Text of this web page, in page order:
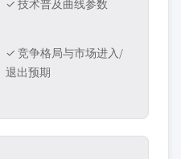
✓ 技术普及曲线参数
✓ 竞争格局与市场进入/
退出预期